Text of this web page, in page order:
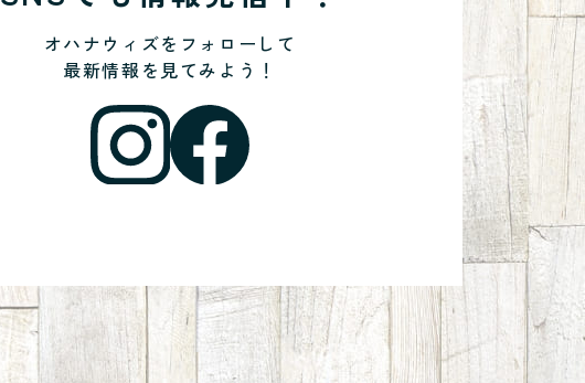
オハナウィズをフォローして
最新情報を見てみよう！